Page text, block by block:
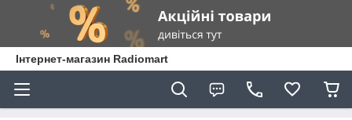
Інтернет-магазин Radiomart